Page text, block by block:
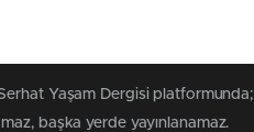
Yaşam Dergisi platformunda;
başka yerde yayınlanamaz.